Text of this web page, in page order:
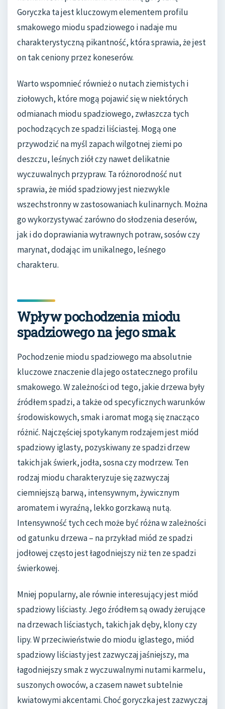
Goryczka ta jest kluczowym elementem profilu
smakowego miodu spadziowego i nadaje mu
charakterystyczną pikantność, która sprawia, że jest
on tak ceniony przez koneserów.
Warto wspomnieć również o nutach ziemistych i
ziołowych, które mogą pojawić się w niektórych
odmianach miodu spadziowego, zwłaszcza tych
pochodzących ze spadzi liściastej. Mogą one
przywodzić na myśl zapach wilgotnej ziemi po
deszczu, leśnych ziół czy nawet delikatnie
wyczuwalnych przypraw. Ta różnorodność nut
sprawia, że miód spadziowy jest niezwykle
wszechstronny w zastosowaniach kulinarnych. Można
go wykorzystywać zarówno do słodzenia deserów,
jak i do doprawiania wytrawnych potraw, sosów czy
marynat, dodając im unikalnego, leśnego
charakteru.
Wpływ pochodzenia miodu
spadziowego na jego smak
Pochodzenie miodu spadziowego ma absolutnie
kluczowe znaczenie dla jego ostatecznego profilu
smakowego. W zależności od tego, jakie drzewa były
źródłem spadzi, a także od specyficznych warunków
środowiskowych, smak i aromat mogą się znacząco
różnić. Najczęściej spotykanym rodzajem jest miód
spadziowy iglasty, pozyskiwany ze spadzi drzew
takich jak świerk, jodła, sosna czy modrzew. Ten
rodzaj miodu charakteryzuje się zazwyczaj
ciemniejszą barwą, intensywnym, żywicznym
aromatem i wyraźną, lekko gorzkawą nutą.
Intensywność tych cech może być różna w zależności
od gatunku drzewa – na przykład miód ze spadzi
jodłowej często jest łagodniejszy niż ten ze spadzi
świerkowej.
Mniej popularny, ale równie interesujący jest miód
spadziowy liściasty. Jego źródłem są owady żerujące
na drzewach liściastych, takich jak dęby, klony czy
lipy. W przeciwieństwie do miodu iglastego, miód
spadziowy liściasty jest zazwyczaj jaśniejszy, ma
łagodniejszy smak z wyczuwalnymi nutami karmelu,
suszonych owoców, a czasem nawet subtelnie
kwiatowymi akcentami. Choć goryczka jest zazwyczaj